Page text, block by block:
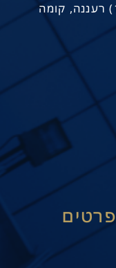
רח' הנופר 2 (בית מנצור 1) רעננה, קומה